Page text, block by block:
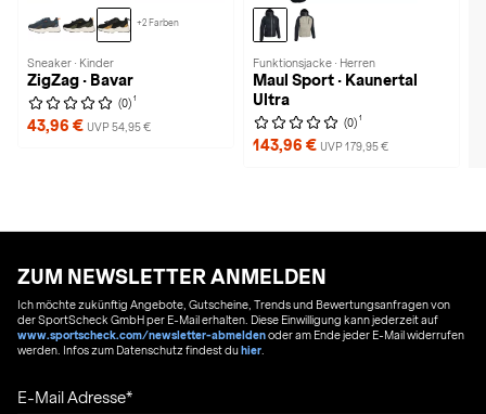
+2 Farben
Sneaker · Kinder
ZigZag · Bavar
(0) 1
43,96 € UVP 54,95 €
Funktionsjacke · Herren
Maul Sport · Kaunertal
Ultra
(0) 1
143,96 € UVP 179,95 €
ZUM NEWSLETTER ANMELDEN
Ich möchte zukünftig Angebote, Gutscheine, Trends und Bewertungsanfragen von
der SportScheck GmbH per E-Mail erhalten. Diese Einwilligung kann jederzeit auf
www.sportscheck.com/newsletter-abmeldenoder am Ende jeder E-Mail widerrufen
werden. Infos zum Datenschutz findest duhier
E-Mail Adresse